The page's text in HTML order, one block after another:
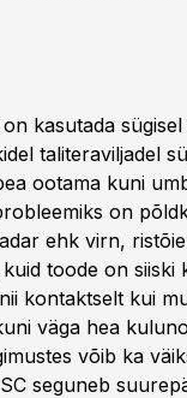
kasutada
taliteraviljadel
ootama kuni
on
ehk virn,
toode on siiski
kontaktselt kui
väga hea
võib ka
seguneb